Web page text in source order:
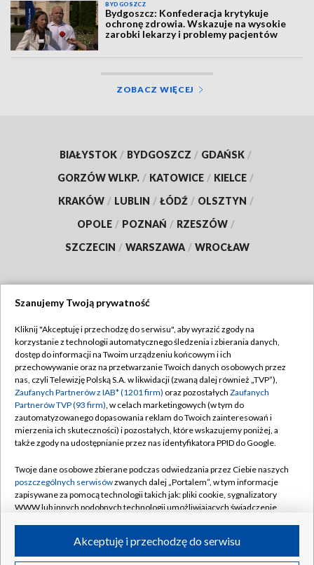
BYDGOSZCZ
Bydgoszcz: Konfederacja krytykuje
ochronę zdrowia. Wskazuje na wysokie
zarobki lekarzy i problemy pacjentów
ZOBACZ WIĘCEJ
BIAŁYSTOK / BYDGOSZCZ / GDAŃSK /
GORZÓW WLKP. / KATOWICE / KIELCE /
KRAKÓW / LUBLIN / ŁÓDŹ / OLSZTYN /
OPOLE / POZNAŃ / RZESZÓW /
SZCZECIN / WARSZAWA / WROCŁAW
TVP
Abonament TVP
Emisja w TVP
Centrum informacji TVP
Naziemna Telewizja Cyfrowa
Rada Programowa
System NOS
Informacje o nadawcy
Program dla prasy
Regulamin TVP
Polityka prywatności
Moje zgody
Pomoc
Kontakt
Kanały
©2026 Telewizja Polska S.A. w likwidacji
Szanujemy Twoją prywatność
Kliknij "Akceptuję i przechodzę do serwisu", aby wyrazić zgody na
korzystanie z technologii automatycznego śledzenia i zbierania danych,
dostęp do informacji na Twoim urządzeniu końcowym i ich
przechowywanie oraz na przetwarzanie Twoich danych osobowych przez
nas, czyli Telewizję Polską S.A. w likwidacji (zwaną dalej również „TVP”),
Zaufanych Partnerów z IAB* (1201 firm) oraz pozostałych Zaufanych
Partnerów TVP (93 firm), w celach marketingowych (w tym do
zautomatyzowanego dopasowania reklam do Twoich zainteresowań i
mierzenia ich skuteczności) i pozostałych, które wskazujemy poniżej, a
także zgody na udostępnianie przez nas identyfikatora PPID do Google.
Twoje dane osobowe zbierane podczas odwiedzania przez Ciebie naszych
poszczególnych serwisówzwanych dalej „Portalem”, w tym informacje
zapisywane za pomocą technologii takich jak: pliki cookie, sygnalizatory
WWW lub innych podobnych technologii umożliwiających świadczenie
ruchu w Internecie.Akceptuję i przechodzę do serwisu